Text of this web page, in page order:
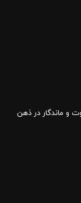
و ماندگار در ذهن